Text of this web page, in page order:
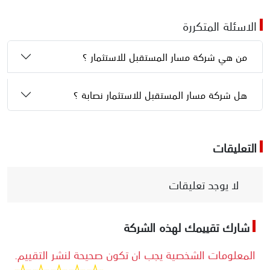
الاسئلة المتكررة
من هي شركة مسار المستقبل للاستثمار ؟
هل شركة مسار المستقبل للاستثمار نصابة ؟
التعليقات
لا يوجد تعليقات
شارك تقييمك لهذه الشركة
المعلومات الشخصية يجب ان تكون صحيحة لنشر التقييم.